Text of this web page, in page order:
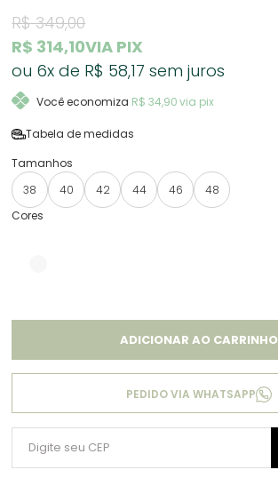
R$ 314,10VIA PIX
R$ 349,00
6x R$ 58,17sem juros
Você economiza R$ 34,90 via pix
Tabela de medidas
38 40 42 44 46 48
ADICIONAR AO CARRINHO
PEDIDO VIA WHATSAPP